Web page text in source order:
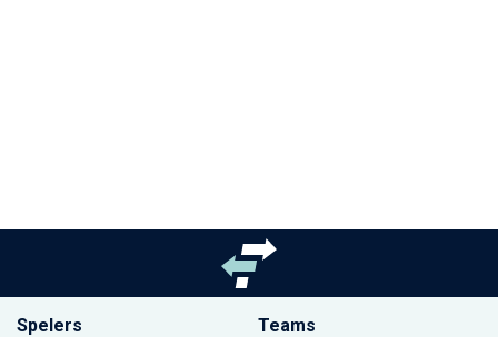
Spelers Teams